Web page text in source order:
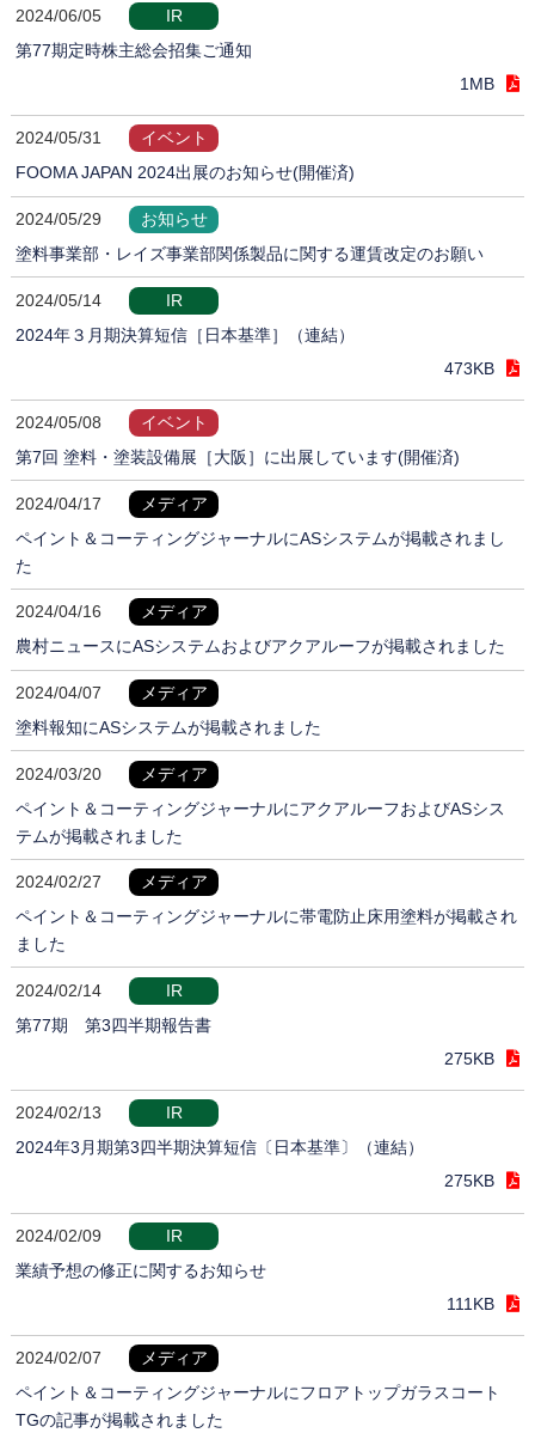
2024/06/05
IR
第77期定時株主総会招集ご通知
1MB
2024/05/31
イベント
FOOMA JAPAN 2024出展のお知らせ(開催済)
2024/05/29
お知らせ
塗料事業部・レイズ事業部関係製品に関する運賃改定のお願い
2024/05/14
IR
2024年３月期決算短信［日本基準］（連結）
473KB
2024/05/08
イベント
第7回 塗料・塗装設備展［大阪］に出展しています(開催済)
2024/04/17
メディア
ペイント＆コーティングジャーナルにASシステムが掲載されまし
た
2024/04/16
メディア
農村ニュースにASシステムおよびアクアルーフが掲載されました
2024/04/07
メディア
塗料報知にASシステムが掲載されました
2024/03/20
メディア
ペイント＆コーティングジャーナルにアクアルーフおよびASシス
テムが掲載されました
2024/02/27
メディア
ペイント＆コーティングジャーナルに帯電防止床用塗料が掲載され
ました
2024/02/14
IR
第77期 第3四半期報告書
275KB
2024/02/13
IR
2024年3月期第3四半期決算短信〔日本基準〕（連結）
275KB
2024/02/09
IR
業績予想の修正に関するお知らせ
111KB
2024/02/07
メディア
ペイント＆コーティングジャーナルにフロアトップガラスコート
TGの記事が掲載されました